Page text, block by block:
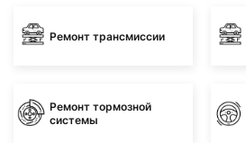
Ремонт трансмиссии
Ремонт тормозной
системы